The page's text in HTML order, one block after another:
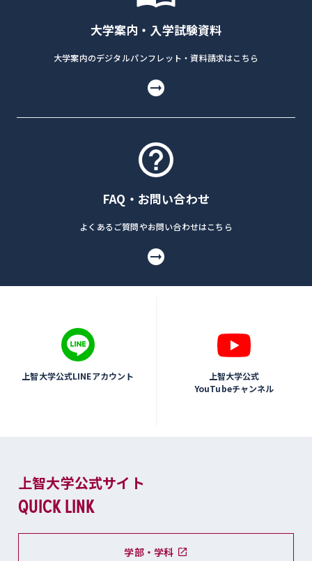
大学案内・入学試験資料
大学案内のデジタルパンフレット・資料請求はこちら
FAQ・お問い合わせ
よくあるご質問やお問い合わせはこちら
上智大学公式LINEアカウント
上智大学公式
YouTubeチャンネル
上智大学公式サイト
QUICK LINK
学部・学科